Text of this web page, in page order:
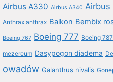
Airbus A330 Airbus A340
Anthrax anthrax Balkon Bembix
Boeing 767 Boeing 777 Boeing 787
mezereum Dasypogon diadema
owadów Galanthus nivalis